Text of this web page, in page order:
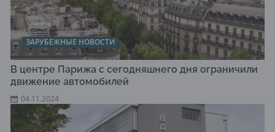
ЗАРУБЕЖНЫЕ НОВОСТИ
В центре Парижа с сегодняшнего дня ограничили
движение автомобилей
04.11.2024